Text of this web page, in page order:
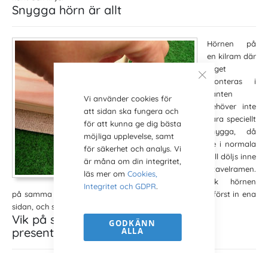
Vi använder cookies för
att sidan ska fungera och
för att kunna ge dig bästa
möjliga upplevelse, samt
för säkerhet och analys. Vi
är måna om din integritet,
läs mer om Cookies,
Integritet och GDPR.
GODKÄNN
ALLA
Snygga hörn är allt
Hörnen på
en kilram där
tyget
monteras i
kanten
behöver inte
vara speciellt
snygga, då
de i normala
fall döljs inne
i tavelramen.
Vik hörnen
på samma sätt som på dina presentinslagningar. Vik först in ena
sidan, och sedan den andra, och skjut fast.
Vik på samma sätt som
presentinslagningar